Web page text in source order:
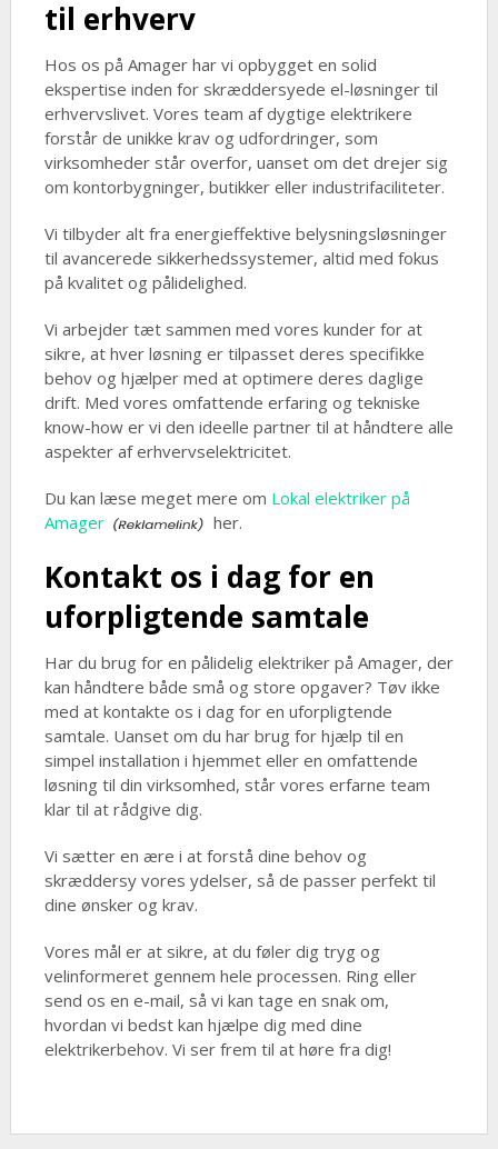
til erhverv
Hos os på Amager har vi opbygget en solid
ekspertise inden for skræddersyede el-løsninger til
erhvervslivet. Vores team af dygtige elektrikere
forstår de unikke krav og udfordringer, som
virksomheder står overfor, uanset om det drejer sig
om kontorbygninger, butikker eller industrifaciliteter.
Vi tilbyder alt fra energieffektive belysningsløsninger
til avancerede sikkerhedssystemer, altid med fokus
på kvalitet og pålidelighed.
Vi arbejder tæt sammen med vores kunder for at
sikre, at hver løsning er tilpasset deres specifikke
behov og hjælper med at optimere deres daglige
drift. Med vores omfattende erfaring og tekniske
know-how er vi den ideelle partner til at håndtere alle
aspekter af erhvervselektricitet.
Du kan læse meget mere om Lokal elektriker på
Amager
her.
Kontakt os i dag for en
uforpligtende samtale
Har du brug for en pålidelig elektriker på Amager, der
kan håndtere både små og store opgaver? Tøv ikke
med at kontakte os i dag for en uforpligtende
samtale. Uanset om du har brug for hjælp til en
simpel installation i hjemmet eller en omfattende
løsning til din virksomhed, står vores erfarne team
klar til at rådgive dig.
Vi sætter en ære i at forstå dine behov og
skræddersy vores ydelser, så de passer perfekt til
dine ønsker og krav.
Vores mål er at sikre, at du føler dig tryg og
velinformeret gennem hele processen. Ring eller
send os en e-mail, så vi kan tage en snak om,
hvordan vi bedst kan hjælpe dig med dine
elektrikerbehov. Vi ser frem til at høre fra dig!